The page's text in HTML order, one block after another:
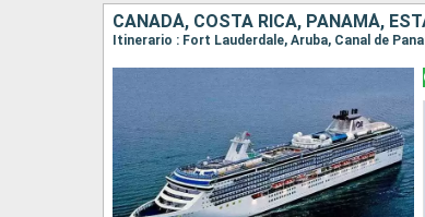
CANADÁ, COSTA RICA, PANAMÁ,